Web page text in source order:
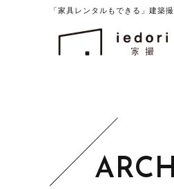
「家具レンタルもできる」建築